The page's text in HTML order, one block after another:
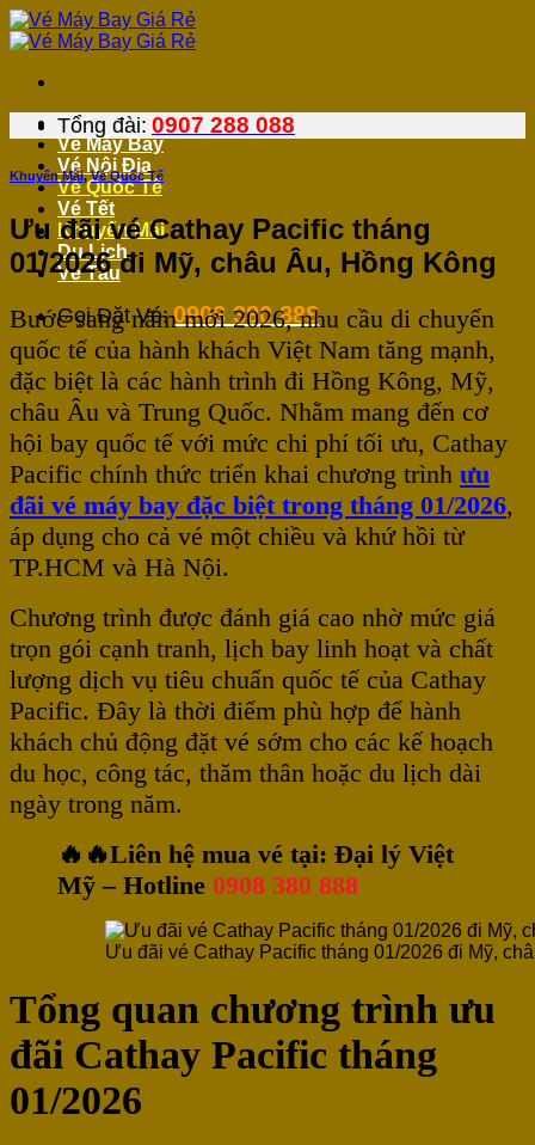
Bỏ
qua
dung
Vé Máy Bay
Vé Nội Địa
Vé Quốc Tế
Vé Tết
Khuyến Mãi
Du Lịch
Vé Tàu
Gọi Đặt Vé: 0908 380 888
Tổng đài: 0907 288 088
Khuyến Mãi,Vé Quốc Tế
Ưu đãi vé Cathay Pacific tháng
01/2026 đi Mỹ, châu Âu, Hồng Kông
Bước sang năm mới 2026, nhu cầu di chuyển
quốc tế của hành khách Việt Nam tăng mạnh,
đặc biệt là các hành trình đi Hồng Kông, Mỹ,
châu Âu và Trung Quốc. Nhằm mang đến cơ
hội bay quốc tế với mức chi phí tối ưu, Cathay
Pacific chính thức triển khai chương trình ưu
đãi vé máy bay đặc biệt trong tháng 01/2026,
áp dụng cho cả vé một chiều và khứ hồi từ
TP.HCM và Hà Nội.
Chương trình được đánh giá cao nhờ mức giá
trọn gói cạnh tranh, lịch bay linh hoạt và chất
lượng dịch vụ tiêu chuẩn quốc tế của Cathay
Pacific. Đây là thời điểm phù hợp để hành
khách chủ động đặt vé sớm cho các kế hoạch
du học, công tác, thăm thân hoặc du lịch dài
ngày trong năm.
🔥🔥Liên hệ mua vé tại: Đại lý Việt
Mỹ – Hotline 0908 380 888
Ưu đãi vé Cathay Pacific tháng 01/2026 đi Mỹ,
Tổng quan chương trình ưu
đãi Cathay Pacific tháng
01/2026